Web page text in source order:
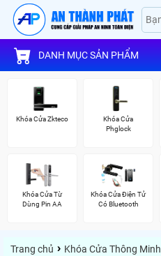
DANH MỤC SẢN PHẨM
Khóa Cửa Zkteco
Khóa Cửa
Phglock
Khóa Cửa Từ
Dùng Pin AA
Khóa Cửa Điện Tử
Có Bluetooth
Trang chủ › Khóa Cửa Thông Minh